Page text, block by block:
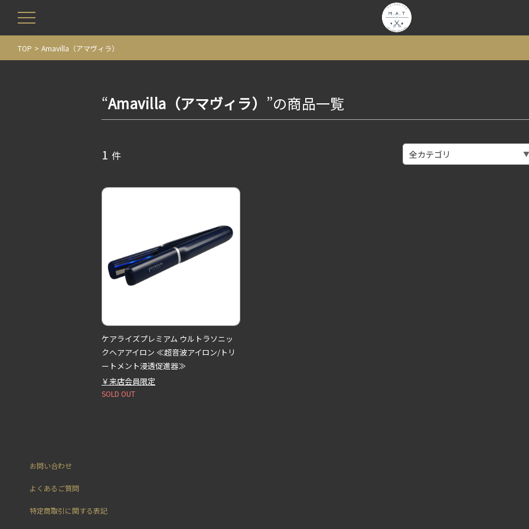
TOP Amavilla（アマヴィラ）
“Amavilla（アマヴィラ） ”の商品一覧
1 件
ケアライズプレミアム ウルトラソニッ
クヘアアイロン ≪超音波アイロン/トリ
ートメント浸透促進器≫
￥来店会員限定
SOLD OUT
お問い合わせ
よくあるご質問
特定商取引に関する表記